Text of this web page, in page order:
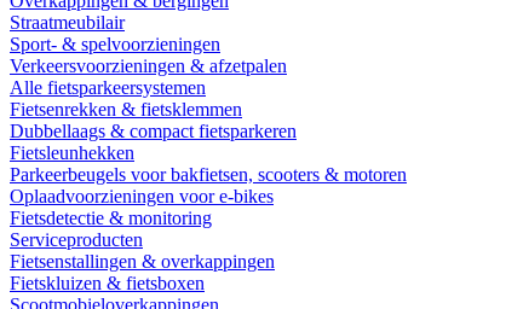
Straatmeubilair
Sport- & spelvoorzieningen
Verkeersvoorzieningen & afzetpalen
Alle fietsparkeersystemen
Fietsenrekken & fietsklemmen
Dubbellaags & compact fietsparkeren
Fietsleunhekken
Parkeerbeugels voor bakfietsen, scooters & motoren
Oplaadvoorzieningen voor e-bikes
Fietsdetectie & monitoring
Serviceproducten
Fietsenstallingen & overkappingen
Fietskluizen & fietsboxen
Scootmobieloverkappingen